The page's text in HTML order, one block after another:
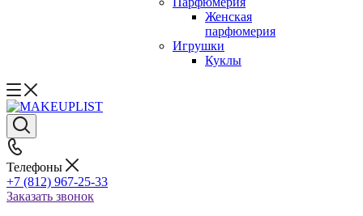
Женская
парфюмерия
Игрушки
Куклы
Телефоны
+7 (812) 967-25-33
Заказать звонок